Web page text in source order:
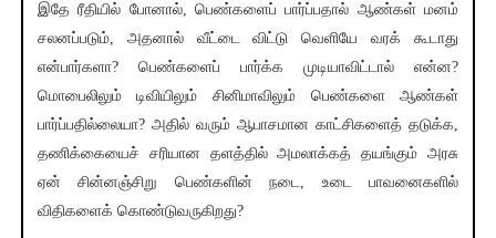
இதே ரீதியில் போனால், பெண்களைப் பார்ப்பதால் ஆண்கள் மனம்
சலனப்படும், அதனால் வீட்டை விட்டு வெளியே வரக் கூடாது
என்பார்களா? பெண்களைப் பார்க்க முடியாவிட்டால் என்ன?
மொபைலிலும் டிவியிலும் சினிமாவிலும் பெண்களை ஆண்கள்
பார்ப்பதில்லையா? அதில் வரும் ஆபாசமான காட்சிகளைத் தடுக்க,
தணிக்கையைச் சரியான தளத்தில் அமலாக்கத் தயங்கும் அரசு
ஏன் சின்னஞ்சிறு பெண்களின் நடை, உடை பாவனைகளில்
விதிகளைக் கொண்டுவருகிறது?